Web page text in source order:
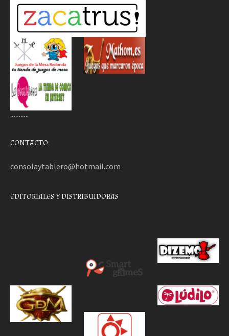
………..
CONTACTO:
consolaytablero@hotmail.com
EDITORIALES Y DISTRIBUIDORAS